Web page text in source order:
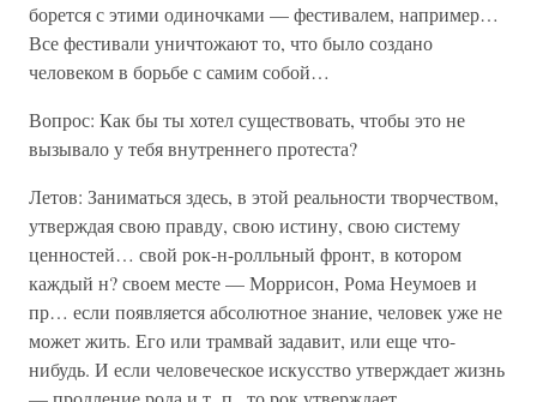
борется с этими одиночками — фестивалем, например…
Все фестивали уничтожают то, что было создано
человеком в борьбе с самим собой…
Вопрос: Как бы ты хотел существовать, чтобы это не
вызывало у тебя внутреннего протеста?
Летов: Заниматься здесь, в этой реальности творчеством,
утверждая свою правду, свою истину, свою систему
ценностей… свой рок-н-ролльный фронт, в котором
каждый н? своем месте — Моррисон, Рома Неумоев и
пр… если появляется абсолютное знание, человек уже не
может жить. Его или трамвай задавит, или еще что-
нибудь. И если человеческое искусство утверждает жизнь